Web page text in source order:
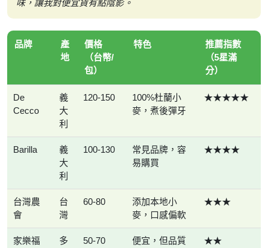
味，讓我對便宜貨有點陰影。
品牌
產
地
價格
（台幣/
包）
特色
推薦指數
（5星滿
分）
De
Cecco
義
大
利
120-150
100%杜蘭小
麥，煮後彈牙
★★★★★
Barilla
義
大
利
100-130
常見品牌，容
易購買
★★★★
台灣農
會
台
灣
60-80
添加本地小
麥，口感偏軟
★★★
家樂福
多
50-70
便宜，但品質
★★